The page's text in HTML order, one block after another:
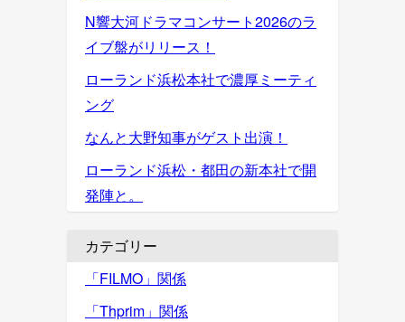
N響大河ドラマコンサート2026のラ
イブ盤がリリース！
ローランド浜松本社で濃厚ミーティ
ング
なんと大野知事がゲスト出演！
ローランド浜松・都田の新本社で開
発陣と。
カテゴリー
「FILMO」関係
「Thprim」関係